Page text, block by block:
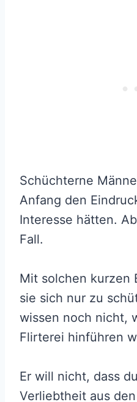
Schüchterne
Anfang den
Interesse hätten.
Fall.
Mit solchen kurzen
sie sich nur zu
wissen noch nicht,
Flirterei hinführen
Er will nicht, dass
Verliebtheit aus